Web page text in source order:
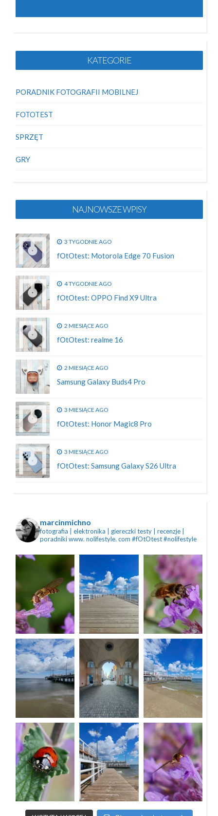
KATEGORIE
PORADNIK FOTOGRAFII MOBILNEJ
FOTOTEST
SPRZĘT
GRY
NAJNOWSZE WPISY
3 TYGODNIE AGO
fOtOtest: Motorola Edge 70 Fusion
4 TYGODNIE AGO
fOtOtest: OPPO Find X9 Ultra
2 MIESIĄCE AGO
fOtOtest: realme 16
2 MIESIĄCE AGO
Samsung Galaxy Buds4 Pro
3 MIESIĄCE AGO
fOtOtest: Honor Magic8 Pro
3 MIESIĄCE AGO
fOtOtest: Samsung Galaxy S26 Ultra
marcinmichno
fotografia | elektronika | giereczkitesty | recenzje |
poradnikiwww. nolifestyle. com #fOtOtest #nolifestyle